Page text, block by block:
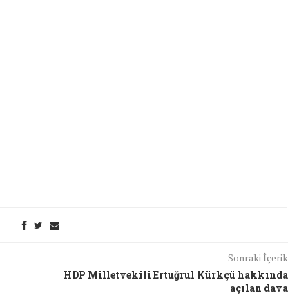
Sonraki İçerik
HDP Milletvekili Ertuğrul Kürkçü hakkında
açılan dava